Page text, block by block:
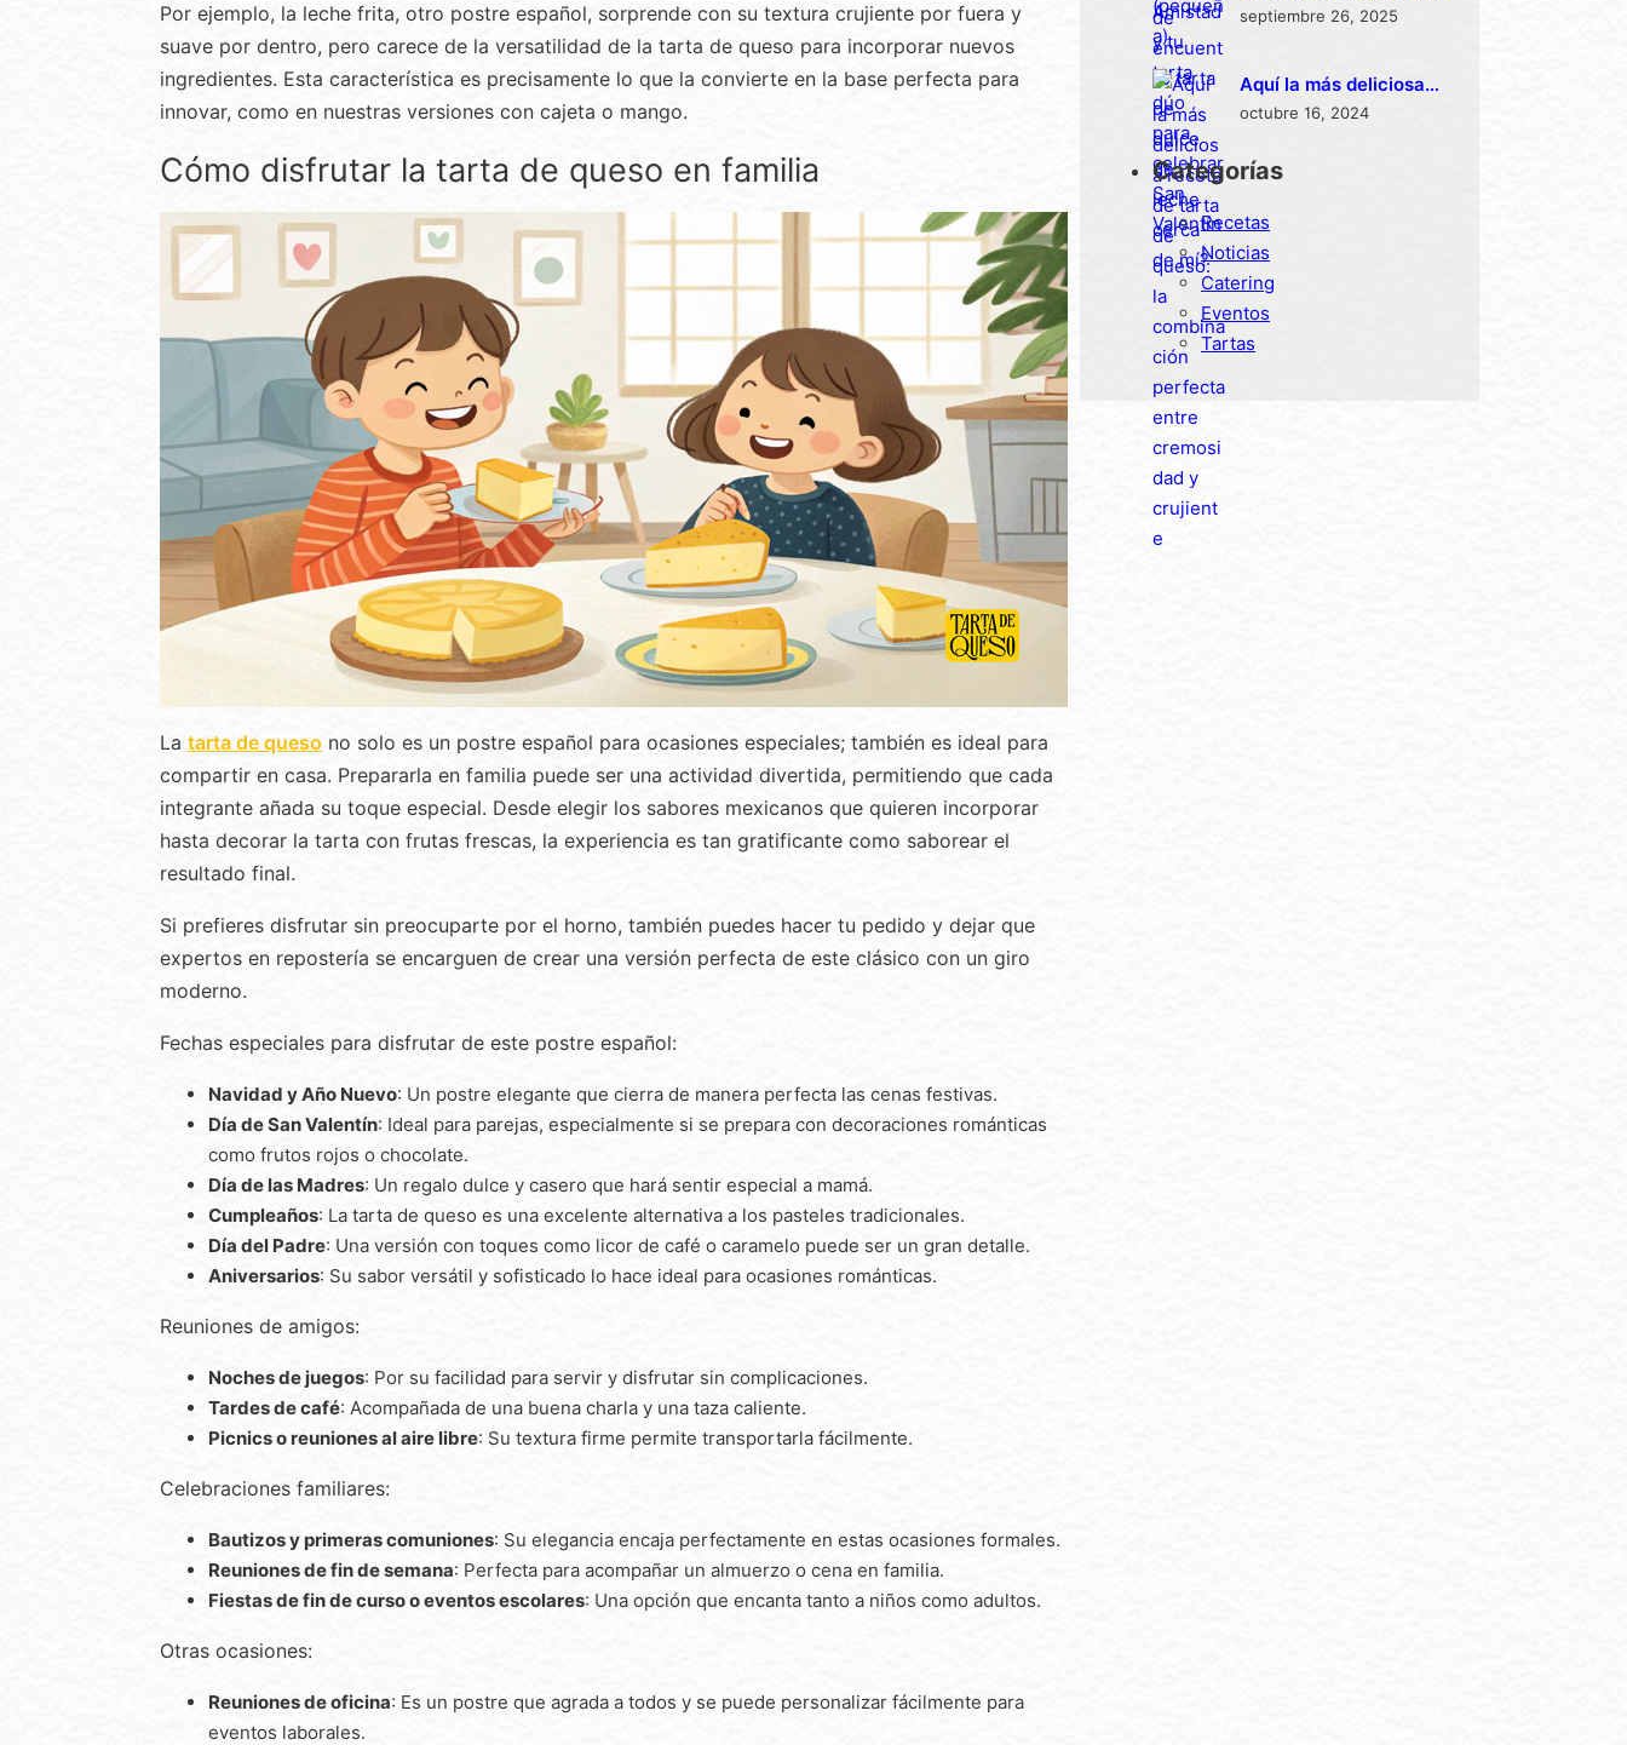
Por ejemplo, la leche frita, otro postre español, sorprende con su textura crujiente por fuera y
suave por dentro, pero carece de la versatilidad de la tarta de queso para incorporar nuevos
ingredientes. Esta característica es precisamente lo que la convierte en la base perfecta para
innovar, como en nuestras versiones con cajeta o mango.
Cómo disfrutar la tarta de queso en familia
La tarta de queso no solo es un postre español para ocasiones especiales; también es ideal para
compartir en casa. Prepararla en familia puede ser una actividad divertida, permitiendo que cada
integrante añada su toque especial. Desde elegir los sabores mexicanos que quieren incorporar
hasta decorar la tarta con frutas frescas, la experiencia es tan gratificante como saborear el
resultado final.
Si prefieres disfrutar sin preocuparte por el horno, también puedes hacer tu pedido y dejar que
expertos en repostería se encarguen de crear una versión perfecta de este clásico con un giro
moderno.
Fechas especiales para disfrutar de este postre español:
Navidad y Año Nuevo: Un postre elegante que cierra de manera perfecta las cenas festivas.
Día de San Valentín: Ideal para parejas, especialmente si se prepara con decoraciones románticas
como frutos rojos o chocolate.
Día de las Madres: Un regalo dulce y casero que hará sentir especial a mamá.
Cumpleaños: La tarta de queso es una excelente alternativa a los pasteles tradicionales.
Día del Padre: Una versión con toques como licor de café o caramelo puede ser un gran detalle.
Aniversarios: Su sabor versátil y sofisticado lo hace ideal para ocasiones románticas.
Reuniones de amigos:
Noches de juegos: Por su facilidad para servir y disfrutar sin complicaciones.
Tardes de café: Acompañada de una buena charla y una taza caliente.
Picnics o reuniones al aire libre: Su textura firme permite transportarla fácilmente.
Celebraciones familiares:
Bautizos y primeras comuniones: Su elegancia encaja perfectamente en estas ocasiones formales.
Reuniones de fin de semana: Perfecta para acompañar un almuerzo o cena en familia.
Fiestas de fin de curso o eventos escolares: Una opción que encanta tanto a niños como adultos.
Otras ocasiones:
Reuniones de oficina: Es un postre que agrada a todos y se puede personalizar fácilmente para
eventos laborales.
de dulce de leche cerca
septiembre 26, 2025
Aquí la más deliciosa
receta de tarta de
perfecta entre
octubre 16, 2024
Categorías
Recetas
Noticias
Catering
Eventos
Tartas